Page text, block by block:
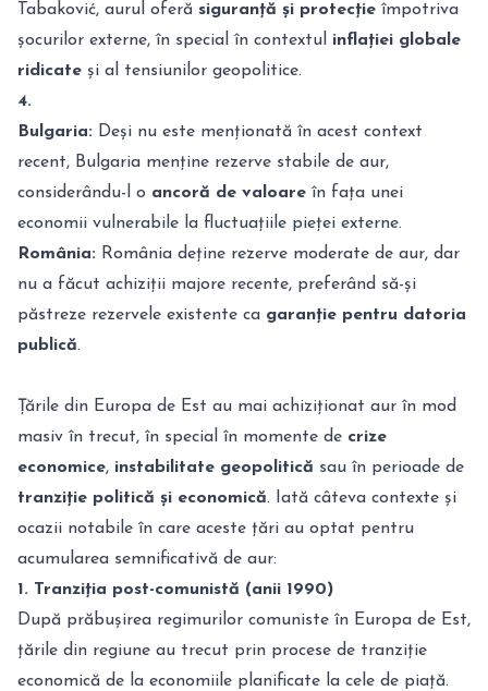
Tabaković, aurul oferă siguranță și protecție împotriva
șocurilor externe, în special în contextul inflației globale
ridicate și al tensiunilor geopolitice.
4.
Bulgaria: Deși nu este menționată în acest context
recent, Bulgaria menține rezerve stabile de aur,
considerându-l o ancoră de valoare în fața unei
economii vulnerabile la fluctuațiile pieței externe.
România: România deține rezerve moderate de aur, dar
nu a făcut achiziții majore recente, preferând să-și
păstreze rezervele existente ca garanție pentru datoria
publică.
Țările din Europa de Est au mai achiziționat aur în mod
masiv în trecut, în special în momente de crize
economice, instabilitate geopolitică sau în perioade de
tranziție politică și economică. Iată câteva contexte și
ocazii notabile în care aceste țări au optat pentru
acumularea semnificativă de aur:
1. Tranziția post-comunistă (anii 1990)
După prăbușirea regimurilor comuniste în Europa de Est,
țările din regiune au trecut prin procese de tranziție
economică de la economiile planificate la cele de piață.